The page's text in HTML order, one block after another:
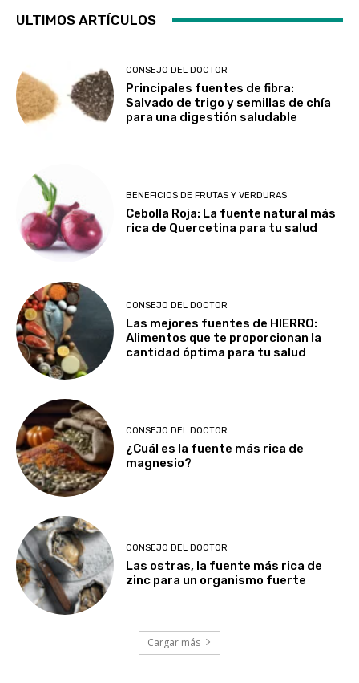
ULTIMOS ARTÍCULOS
CONSEJO DEL DOCTOR
Principales fuentes de fibra:
Salvado de trigo y semillas de chía
para una digestión saludable
BENEFICIOS DE FRUTAS Y VERDURAS
Cebolla Roja: La fuente natural más
rica de Quercetina para tu salud
CONSEJO DEL DOCTOR
Las mejores fuentes de HIERRO:
Alimentos que te proporcionan la
cantidad óptima para tu salud
CONSEJO DEL DOCTOR
¿Cuál es la fuente más rica de
magnesio?
CONSEJO DEL DOCTOR
Las ostras, la fuente más rica de
zinc para un organismo fuerte
Cargar más